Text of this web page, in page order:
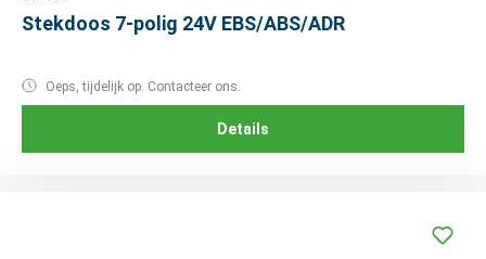
Stekdoos 7-polig 24V EBS/ABS/ADR
Oeps, tijdelijk op. Contacteer ons.
Details